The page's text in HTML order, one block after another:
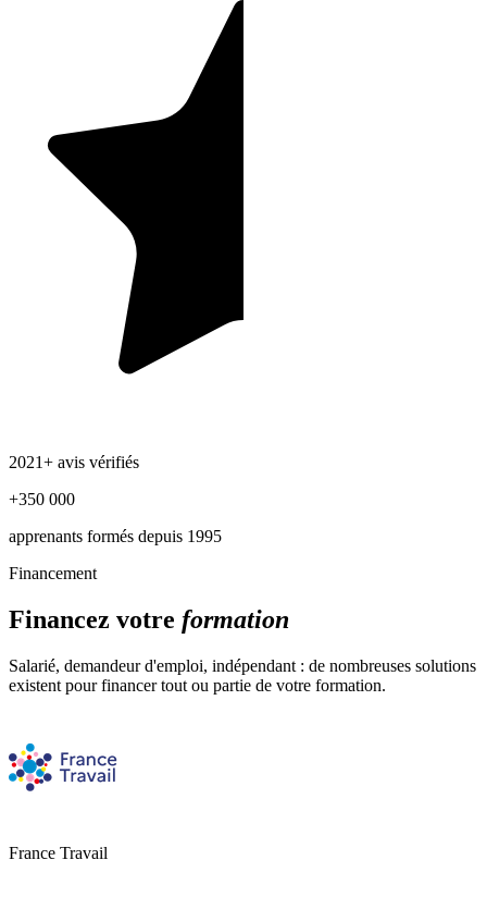
2021+ avis vérifiés
+350 000
apprenants formés depuis 1995
Financement
Financez votre formation
Salarié, demandeur d'emploi, indépendant : de nombreuses solutions
existent pour financer tout ou partie de votre formation.
France Travail